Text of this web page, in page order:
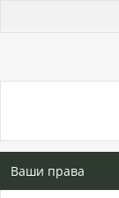
Ваши права